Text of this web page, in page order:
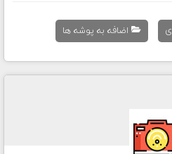
اضافه به پوشه ها